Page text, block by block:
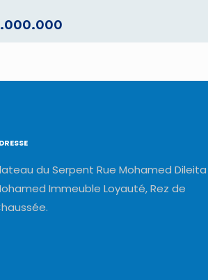
du Serpent Rue Mohamed Dileita
Immeuble Loyauté, Rez de